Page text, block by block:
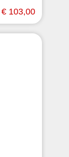
€ 103,00